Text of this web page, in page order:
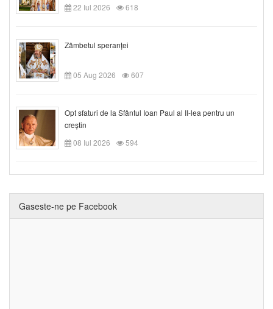
22 Iul 2026
618
Zâmbetul speranței
05 Aug 2026 607
Opt sfaturi de la Sfântul Ioan Paul al II-lea pentru un
creștin
08 Iul 2026
594
Gaseste-ne pe Facebook